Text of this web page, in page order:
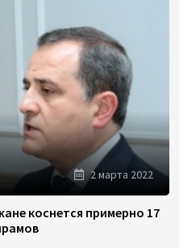
2 марта 2022
коснется примерно 17